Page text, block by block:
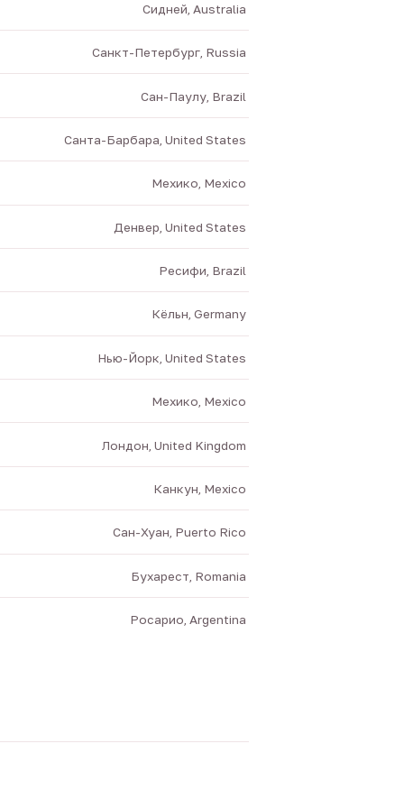
Сидней, Australia
Санкт-Петербург, Russia
Сан-Паулу, Brazil
Санта-Барбара, United States
Мехико, Mexico
Денвер, United States
Ресифи, Brazil
Кёльн, Germany
Нью-Йорк, United States
Мехико, Mexico
Лондон, United Kingdom
Канкун, Mexico
Сан-Хуан, Puerto Rico
Бухарест, Romania
Росарио, Argentina